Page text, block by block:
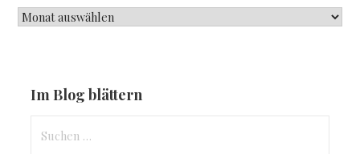
Lesezeichen
Im Blog blättern
nach: